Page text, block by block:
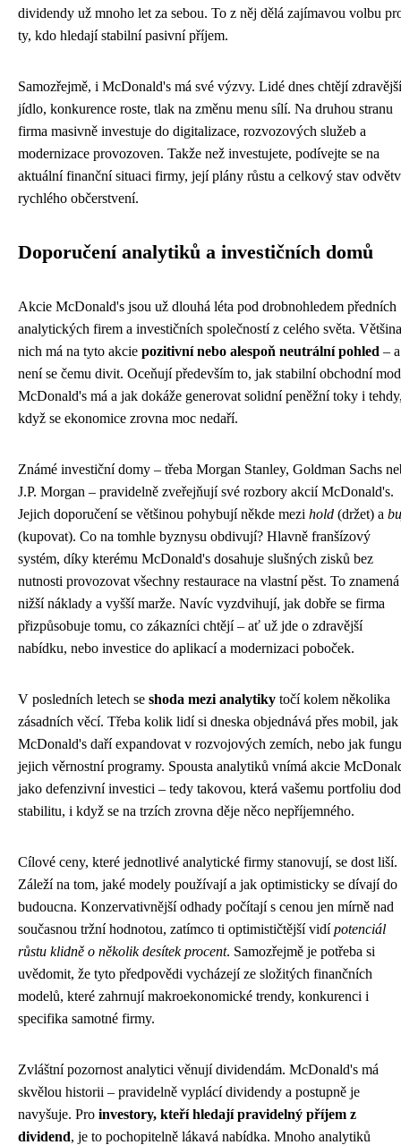
dividendy už mnoho let za sebou. To z něj dělá zajímavou volbu
ty, kdo hledají stabilní pasivní příjem.
Samozřejmě, i McDonald's má své výzvy. Lidé dnes chtějí zdravější
jídlo, konkurence roste, tlak na změnu menu sílí. Na druhou stranu
firma masivně investuje do digitalizace, rozvozových služeb a
modernizace provozoven. Takže než investujete, podívejte se na
aktuální finanční situaci firmy, její plány růstu a celkový stav
rychlého občerstvení.
Doporučení analytiků a investičních domů
Akcie McDonald's jsou už dlouhá léta pod drobnohledem předních
analytických firem a investičních společností z celého světa.
nich má na tyto akcie pozitivní nebo alespoň neutrální pohled – a
není se čemu divit. Oceňují především to, jak stabilní obchodní
McDonald's má a jak dokáže generovat solidní peněžní toky i
když se ekonomice zrovna moc nedaří.
Známé investiční domy – třeba Morgan Stanley, Goldman Sachs
J.P. Morgan – pravidelně zveřejňují své rozbory akcií McDonald's.
Jejich doporučení se většinou pohybují někde mezi hold (držet) a
(kupovat). Co na tomhle byznysu obdivují? Hlavně franšízový
systém, díky kterému McDonald's dosahuje slušných zisků bez
nutnosti provozovat všechny restaurace na vlastní pěst. To znamená
nižší náklady a vyšší marže. Navíc vyzdvihují, jak dobře se firma
přizpůsobuje tomu, co zákazníci chtějí – ať už jde o zdravější
nabídku, nebo investice do aplikací a modernizaci poboček.
V posledních letech se shoda mezi analytiky točí kolem několika
zásadních věcí. Třeba kolik lidí si dneska objednává přes mobil, jak
McDonald's daří expandovat v rozvojových zemích, nebo jak
jejich věrnostní programy. Spousta analytiků vnímá akcie
jako defenzivní investici – tedy takovou, která vašemu portfoliu
stabilitu, i když se na trzích zrovna děje něco nepříjemného.
Cílové ceny, které jednotlivé analytické firmy stanovují, se dost liší.
Záleží na tom, jaké modely používají a jak optimisticky se dívají do
budoucna. Konzervativnější odhady počítají s cenou jen mírně nad
současnou tržní hodnotou, zatímco ti optimističtější vidípotenciál
růstu klidně o několik desítek procent. Samozřejmě je potřeba si
uvědomit, že tyto předpovědi vycházejí ze složitých finančních
modelů, které zahrnují makroekonomické trendy, konkurenci i
specifika samotné firmy.
Zvláštní pozornost analytici věnují dividendám. McDonald's má
skvělou historii – pravidelně vyplácí dividendy a postupně je
navyšuje. Pro investory, kteří hledají pravidelný příjem z
dividend, je to pochopitelně lákavá nabídka. Mnoho analytiků